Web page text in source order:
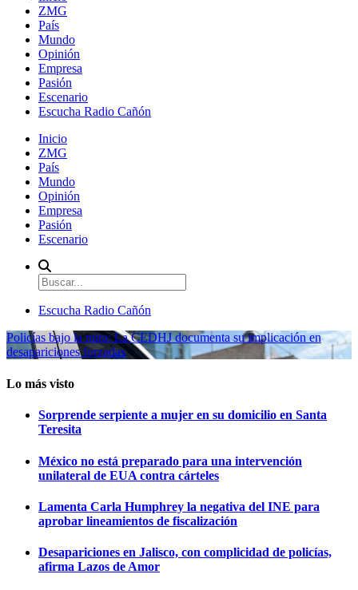
ZMG
País
Mundo
Opinión
Empresa
Pasión
Escenario
Escucha Radio Cañón
Inicio
ZMG
País
Mundo
Opinión
Empresa
Pasión
Escenario
Escucha Radio Cañón
Policías bajo la mira: La CEDHJ documenta su implicación en
desapariciones forzadas
Lo más visto
Sorprende serpiente a mujer en su domicilio en Santa
Teresita
México no está preparado para una intervención
unilateral de EUA contra cárteles
Lamenta Carla Humphrey la negativa del INE para
aprobar lineamientos de fiscalización
Desapariciones en Jalisco, con complicidad de policías,
afirma Lazos de Amor